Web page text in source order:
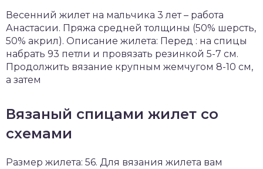
Весенний жилет на мальчика 3 лет – работа
Анастасии. Пряжа средней толщины (50% шерсть,
50% акрил). Описание жилета: Перед : на спицы
набрать 93 петли и провязать резинкой 5-7 см.
Продолжить вязание крупным жемчугом 8-10 см,
а затем
Вязаный спицами жилет со
схемами
Размер жилета: 56. Для вязания жилета вам